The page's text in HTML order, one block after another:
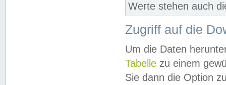
Werte stehen auch
Zugriff auf die
Um die Daten
Tabelle zu einem
Sie dann die Option